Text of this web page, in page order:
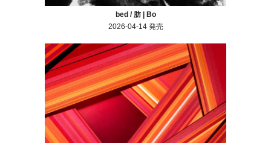
bed / 肪 | Bo
2026-04-14 発売